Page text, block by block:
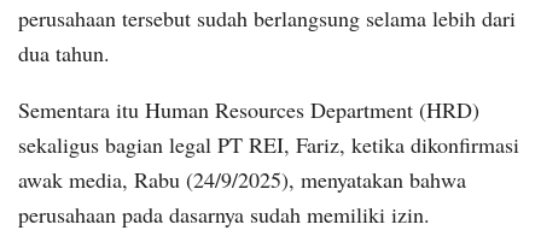
perusahaan tersebut sudah berlangsung selama lebih dari
dua tahun.
Sementara itu Human Resources Department (HRD)
sekaligus bagian legal PT REI, Fariz, ketika dikonfirmasi
awak media, Rabu (24/9/2025), menyatakan bahwa
perusahaan pada dasarnya sudah memiliki izin.